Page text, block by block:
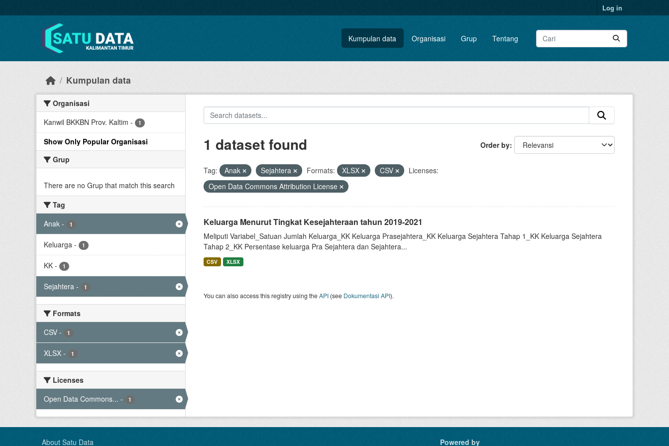
Log in
Kumpulan data Organisasi Grup Tentang
Kumpulan data
Organisasi
Kanwil BKKBN Prov. Kaltim - 1
Show Only Popular Organisasi
Grup
There are no Grup that match this search
Tag
Anak - 1
Keluarga - 1
KK - 1
Sejahtera - 1
Formats
CSV - 1
XLSX - 1
Licenses
Open Data Commons... - 1
Order by
1 dataset found
Tag: Anak Sejahtera Formats: XLSX CSV
Licenses:
Open Data Commons Attribution License
Keluarga Menurut Tingkat Kesejahteraan tahun 2019-2021
Meliputi Variabel_Satuan Jumlah Keluarga_KK Keluarga Prasejahtera_KK Keluarga Sejahtera Tahap 1_KK Keluarga Sejahtera
Tahap 2_KK Persentase keluarga Pra Sejahtera dan Sejahtera...
CSV XLSX
You can also access this registry using theAPI(see Dokumentasi API).
About Satu Data Powered by